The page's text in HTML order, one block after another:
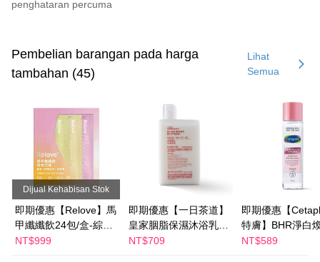
penghataran percuma
Kad Kredit (Bayaran Penuh)
Pengambilan di Kedai Serbaneka
Apple Pay
JKOPAY
Easy Wallet
Google Pay
Plus PAY
Pembelian barangan pada harga
tambahan (45)
Lihat
Semua
Dijual Kehabisan Stok
即期優惠【Relove】馬
甲纖纖飲24包/盒-綜合
口味(效期2027-01-22)
NT$999
即期優惠【一日茶道】
皇家胭脂保濕沐浴乳
600ml 效期2027/2/19
NT$709
即期優惠【
特膚】BHR淨白
妝水 150mL 效期
NT$589